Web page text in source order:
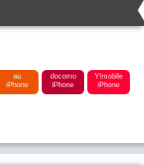
au
iPhone
docomo
iPhone
Y!mobile
iPhone